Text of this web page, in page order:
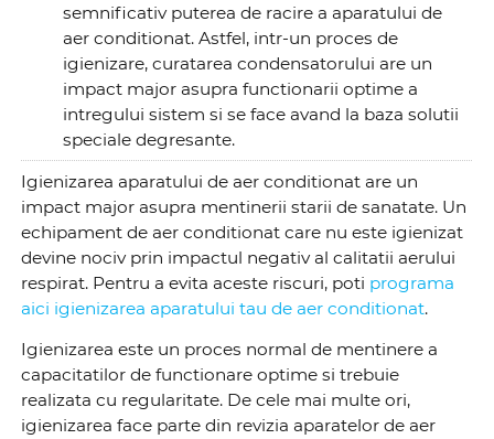
semnificativ puterea de racire a aparatului de
aer conditionat. Astfel, intr-un proces de
igienizare, curatarea condensatorului are un
impact major asupra functionarii optime a
intregului sistem si se face avand la baza solutii
speciale degresante.
Igienizarea aparatului de aer conditionat are un
impact major asupra mentinerii starii de sanatate. Un
echipament de aer conditionat care nu este igienizat
devine nociv prin impactul negativ al calitatii aerului
respirat. Pentru a evita aceste riscuri, poti programa
aici igienizarea aparatului tau de aer conditionat.
Igienizarea este un proces normal de mentinere a
capacitatilor de functionare optime si trebuie
realizata cu regularitate. De cele mai multe ori,
igienizarea face parte din revizia aparatelor de aer